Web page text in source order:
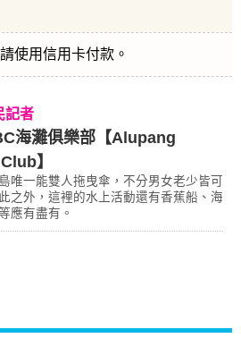
使用信用卡付款。
記者
海灘俱樂部【Alupang
】
唯一能雙人拖曳傘，不分男女老少皆可
之外，這裡的水上活動還有香蕉船、海
應有盡有。